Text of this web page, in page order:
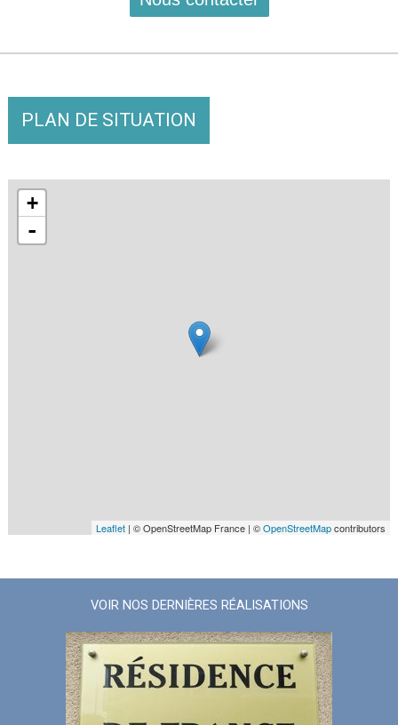
PLAN DE SITUATION
+
-
Leaflet | © OpenStreetMap France | ©OpenStreetMapcontributors
VOIR NOS DERNIÈRES RÉALISATIONS